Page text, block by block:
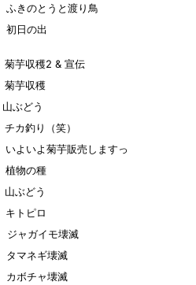
きのとうと渡り鳥
日の出
芋収穫2 & 宣伝
芋収穫
ぶどう
カ釣り（笑）
よいよ菊芋販売しますっ
物の種
ぶどう
トピロ
ャガイモ壊滅
マネギ壊滅
ボチャ壊滅